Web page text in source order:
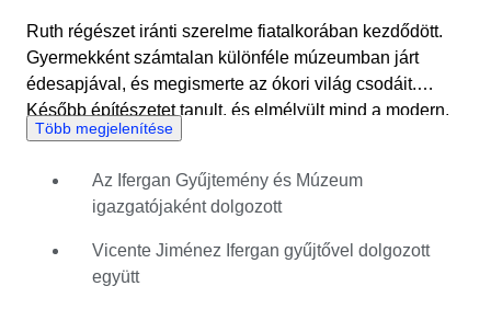
Ruth régészet iránti szerelme fiatalkorában kezdődött.
Gyermekként számtalan különféle múzeumban járt
édesapjával, és megismerte az ókori világ csodáit.
Később építészetet tanult, és elmélyült mind a modern,
mind a történelmi épületek tanulmányozásában.
nagy örömét lelte. Ruth Olaszországba, Görögországba
és Egyiptomba utazott, ahol lehetősége volt első kézből
látni jelentős régészeti lelőhelyeket. 2017-ben az Ifergan
Gyűjtemény és Múzeum igazgatójaként kezdett dolgozni
Több megjelenítése
Az Ifergan Gyűjtemény és Múzeum
igazgatójaként dolgozott
Vicente Jiménez Ifergan gyűjtővel dolgozott
együtt